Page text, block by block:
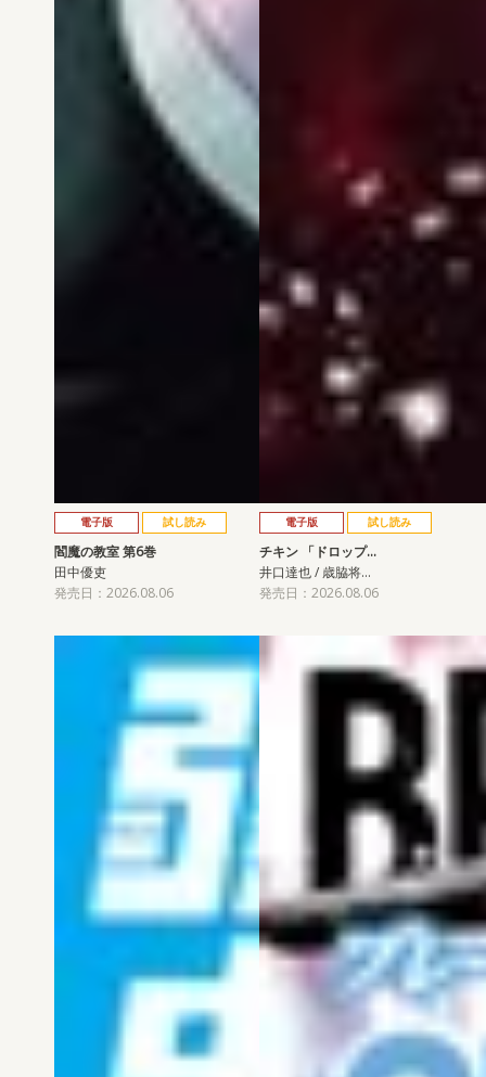
電子版 試し読み
閻魔の教室 第6巻
田中優吏
発売日：2026.08.06
電子版 試し読み
チキン 「ドロップ…
井口達也 / 歳脇将…
発売日：2026.08.06